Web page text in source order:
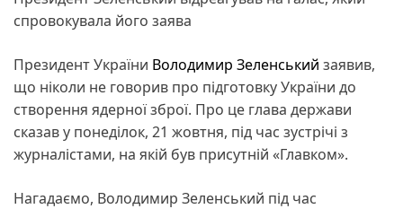
спровокувала його заява
Президент України Володимир Зеленський заявив,
що ніколи не говорив про підготовку України до
створення ядерної зброї. Про це глава держави
сказав у понеділок, 21 жовтня, під час зустрічі з
журналістами, на якій був присутній «Главком».
Нагадаємо, Володимир Зеленський під час